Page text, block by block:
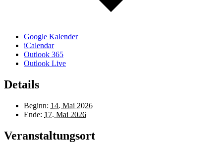
Google Kalender
iCalendar
Outlook 365
Outlook Live
Details
Beginn: 14. Mai 2026
Ende: 17. Mai 2026
Veranstaltungsort